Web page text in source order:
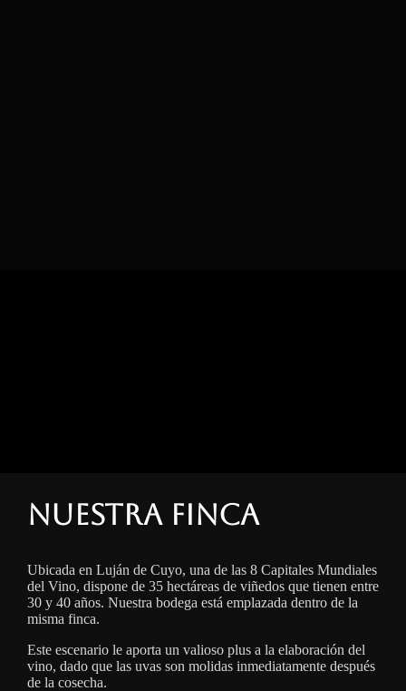
Nuestra finca
Ubicada en Luján de Cuyo, una de las 8 Capitales Mundiales
del Vino, dispone de 35 hectáreas de viñedos que tienen entre
30 y 40 años. Nuestra bodega está emplazada dentro de la
misma finca.
Este escenario le aporta un valioso plus a la elaboración del
vino, dado que las uvas son molidas inmediatamente después
de la cosecha.